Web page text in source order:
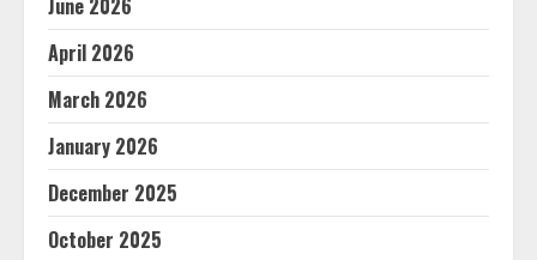
June 2026
April 2026
March 2026
January 2026
December 2025
October 2025